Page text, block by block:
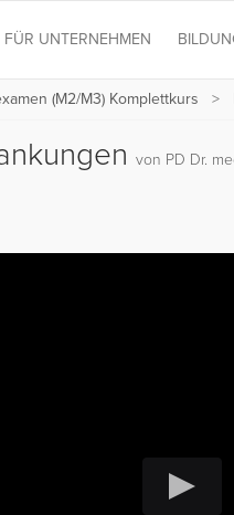
FÜR UNTERNEHMEN
(M2/M3) Komplettkurs
von PD Dr.